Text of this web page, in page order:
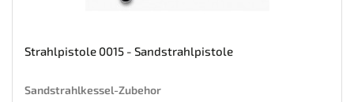
Strahlpistole 0015 - Sandstrahlpistole
Sandstrahlkessel-Zubehor